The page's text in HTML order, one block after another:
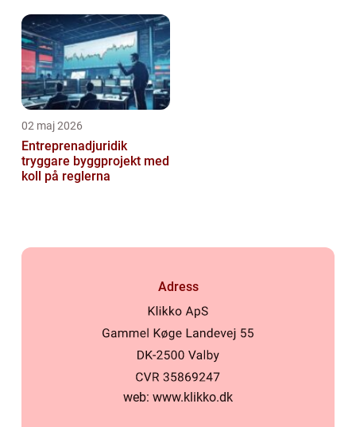
02 maj 2026
Entreprenadjuridik
tryggare byggprojekt med
koll på reglerna
Adress
web: www.klikko.dk